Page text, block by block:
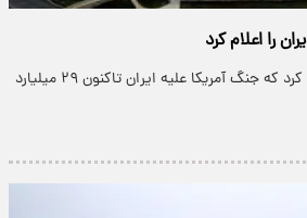
را اعلام کرد
یک مقام ارشد پنتاگون اعلام کرد که جنگ آمریکا علیه ایران تاکنون ۲۹ میلیارد